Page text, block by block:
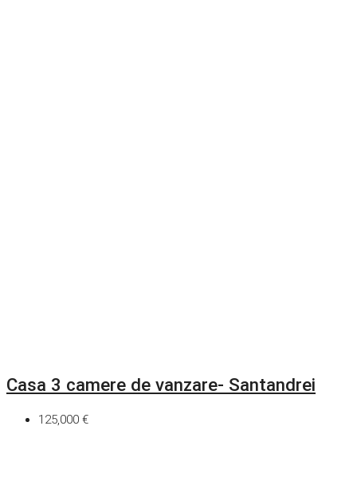
Casa 3 camere de vanzare- Santandrei
125,000 €